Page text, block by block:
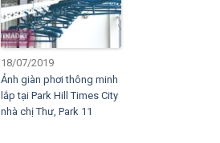
18/07/2019
Ảnh giàn phơi thông minh
lắp tại Park Hill Times City
nhà chị Thư, Park 11